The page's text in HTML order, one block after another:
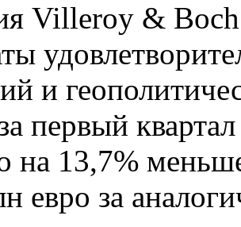
Villeroy & Boch
и
первый
на 13,7%
евро за